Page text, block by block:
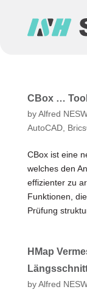
CBox …
byAlfred
AutoCAD,
CBox ist eine
welches den
effizienter zu
Funktionen,
Prüfung
HMap
byAlfred